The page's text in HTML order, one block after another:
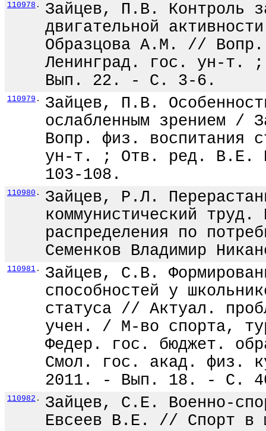
110978 .
Зайцев, П.В. Контроль
двигательной
Образцова А.М. //
Ленинград. гос. ун-
Вып. 22. - С. 3-6.
110979 .
Зайцев, П.В.
ослабленным зрением
Вопр. физ. воспитания
ун-т. ; Отв. ред. В.Е.
103-108.
110980 .
Зайцев, Р.Л.
коммунистический труд.
распределения по
Семенков Владимир
110981 .
Зайцев, С.В.
способностей у
статуса // Актуал.
учен. / М-во спорта,
Федер. гос. бюджет.
Смол. гос. акад. физ.
2011. - Вып. 18. - С.
110982 .
Зайцев, С.Е. Военно-
Евсеев В.Е. // Спорт